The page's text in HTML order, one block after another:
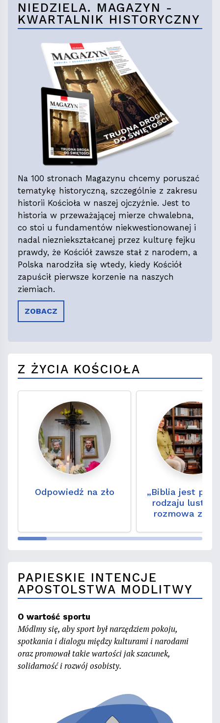
NIEDZIELA. MAGAZYN -
KWARTALNIK HISTORYCZNY
Na 100 stronach Magazynu chcemy poruszać
tematykę historyczną, szczególnie z zakresu
historii Kościoła w naszej ojczyźnie. Jest to
historia w przeważającej mierze chwalebna,
co stoi u fundamentów niekwestionowanej i
nadal niezniekształcanej przez kulturę fejku
prawdy, że Kościół zawsze stał z narodem, a
Polska narodziła się wtedy, kiedy Kościół
zapuścił pierwsze korzenie na naszych
ziemiach.
ZOBACZ
Z ŻYCIA KOŚCIOŁA
Odpowiedź na zło
„Biblia jest
rodzaju
rozmowa z ks.
PAPIESKIE INTENCJE
APOSTOLSTWA MODLITWY
O wartość sportu
Módlmy się, aby sport był narzędziem pokoju,
spotkania i dialogu między kulturami i narodami
oraz promował takie wartości jak szacunek,
solidarność i rozwój osobisty.